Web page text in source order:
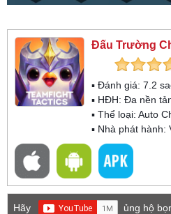
Đấu Trường
▪ Đánh giá: 7.2
▪ HĐH: Đa nền
▪ Thể loại: Auto
▪ Nhà phát hành:
Hãy
ủng hộ